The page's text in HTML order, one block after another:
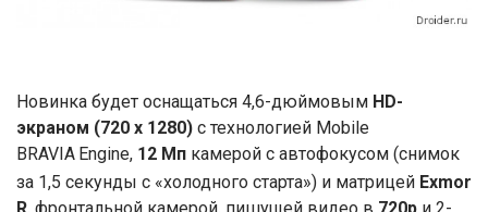
Новинка будет оснащаться 4,6-дюймовым HD-
экраном (720 x 1280) с технологией Mobile
BRAVIA Engine, 12 Мп камерой с автофокусом (снимок
за 1,5 секунды с «холодного старта») и матрицей Exmor